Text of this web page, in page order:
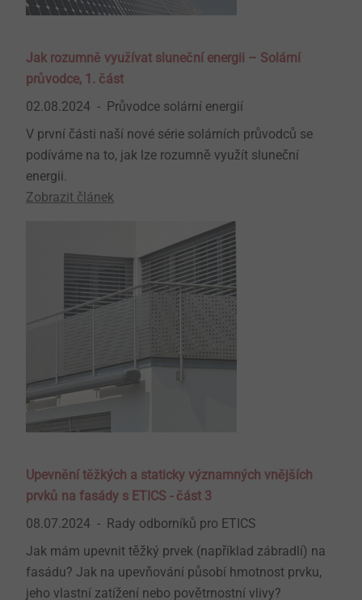
Jak rozumně využívat sluneční energii – Solární
průvodce, 1. část
02.08.2024
Průvodce solární energií
V první části naší nové série solárních průvodců se
podíváme na to, jak lze rozumně využít sluneční
energii.
Zobrazit článek
Upevnění těžkých a staticky významných vnějších
prvků na fasády s ETICS - část 3
08.07.2024
Rady odborníků pro ETICS
Jak mám upevnit těžký prvek (například zábradlí) na
fasádu? Jak na upevňování působí hmotnost prvku,
jeho vlastní zatížení nebo povětrnostní vlivy?